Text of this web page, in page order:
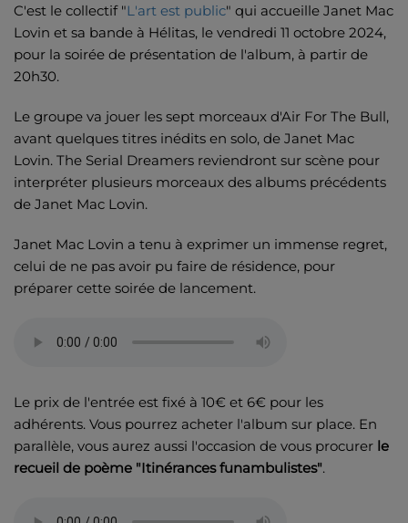
C'est le collectif "L'art est public" qui accueille Janet Mac
Lovin et sa bande à Hélitas, le vendredi 11 octobre 2024,
pour la soirée de présentation de l'album, à partir de
20h30.
Le groupe va jouer les sept morceaux d'Air For The Bull,
avant quelques titres inédits en solo, de Janet Mac
Lovin. The Serial Dreamers reviendront sur scène pour
interpréter plusieurs morceaux des albums précédents
de Janet Mac Lovin.
Janet Mac Lovin a tenu à exprimer un immense regret,
celui de ne pas avoir pu faire de résidence, pour
préparer cette soirée de lancement.
Le prix de l'entrée est fixé à 10€ et 6€ pour les
adhérents. Vous pourrez acheter l'album sur place. En
parallèle, vous aurez aussi l'occasion de vous procurer le
recueil de poème "Itinérances funambulistes".